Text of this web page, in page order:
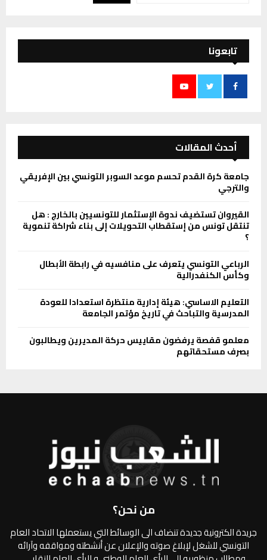
تابعونا
أحدث المقالات
جامعة كرة القدم تحسم موعد السوبر التونسي بين الإفريقي
والترجي
القيروان تستضيف ندوة الإستثمار للتونسيين بالخارج : هل
تنتقل تونس من إستقطاب التحويلات إلى بناء شراكة تنموية
؟
الرباعي التونسي يتعرف على منافسيه في رابطة الأبطال
وكأس الكنفدرالية
التعليم الاساسي: هيئة إدارية منتظرة استعدادا للعودة
المدرسية والتباحث في تاريخ مؤتمر الجامعة
معلمو قفصة يرفضون مقاييس حركة المديرين ويطالبون
بصرف مستحقاتهم
من نحن؟
جريدة الكترونية جديدة تنضاف الى الوسائط التي يستعملها الاتحاد العام
التونسي للشغل لإبلاغ صوته والإعلان عن أنشطته ومواقفه وآرائه